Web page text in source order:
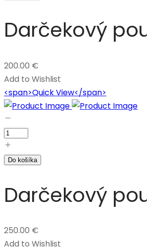
Darčekový
200.00 €
Add to Wishlist
<span>Quick View</span>
Do košíka
Darčekový
250.00 €
Add to Wishlist